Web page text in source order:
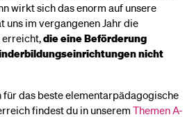
wirkt sich das enorm auf unsere
uns im vergangenen Jahr die
erreicht,die eine Beförderung
nicht
für das beste elementarpädagogische
findest du in unserem Themen A-